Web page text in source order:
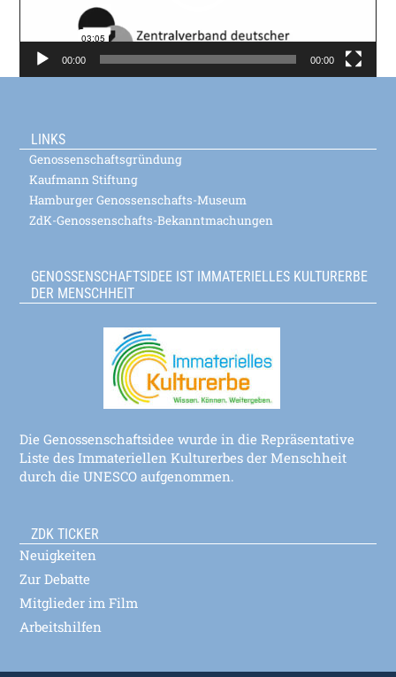
00:00 00:00
LINKS
Genossenschaftsgründung
Kaufmann Stiftung
Hamburger Genossenschafts-Museum
ZdK-Genossenschafts-Bekanntmachungen
GENOSSENSCHAFTSIDEE IST IMMATERIELLES KULTURERBE
DER MENSCHHEIT
Die Genossenschaftsidee wurde in die Repräsentative
Liste des Immateriellen Kulturerbes der Menschheit
durch die UNESCO aufgenommen.
ZDK TICKER
Neuigkeiten
Zur Debatte
Mitglieder im Film
Arbeitshilfen